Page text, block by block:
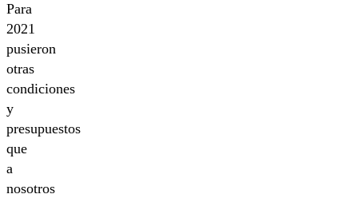
Para
2021
pusieron
otras
condiciones
y
presupuestos
que
a
nosotros